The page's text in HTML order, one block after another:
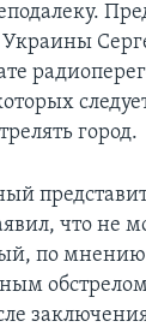
город.
что не
по